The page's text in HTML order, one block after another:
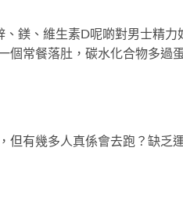
鎂、維生素D呢啲對男士精力
個常餐落肚，碳水化合物多過
但有幾多人真係會去跑？缺乏